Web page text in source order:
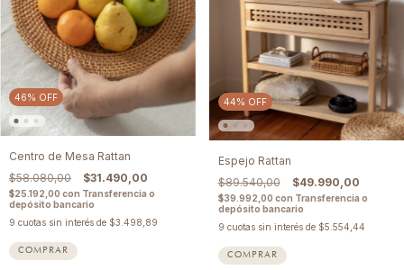
46% OFF
Centro de Mesa Rattan
$58.080,00
$31.490,00
$25.192,00 con Transferencia o
depósito bancario
9 cuotas sin interés de $3.498,89
44% OFF
Espejo Rattan
$89.540,00
$49.990,00
$39.992,00 con Transferencia o
depósito bancario
9 cuotas sin interés de $5.554,44